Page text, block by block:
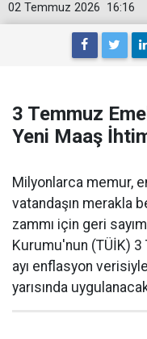
16:16
02 Temmuz 2026
3 Temmuz
Yeni Maaş
Milyonlarca memur,
vatandaşın merakla
zammı için geri
Kurumu'nun (TÜİK) 3
ayı enflasyon
yarısında